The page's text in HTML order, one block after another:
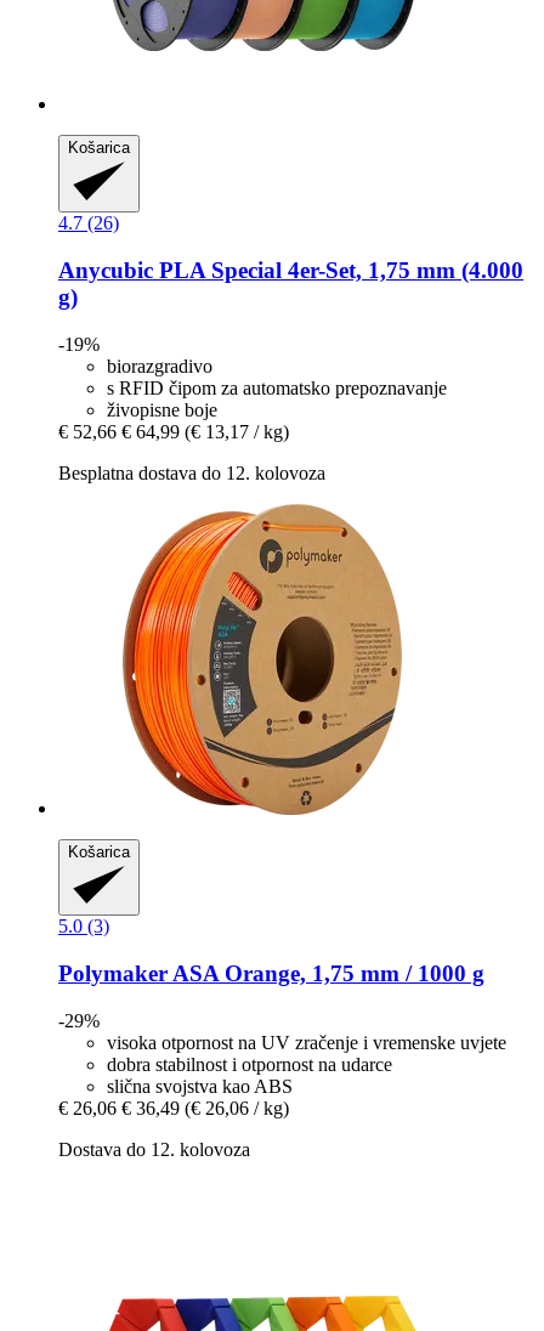
Košarica
4.7 (26)
Anycubic PLA Special 4er-​Set, 1,75 mm (4.000
g)
-19%
biorazgradivo
s RFID čipom za automatsko prepoznavanje
živopisne boje
€ 52,66 € 64,99 (€ 13,17 / kg)
Besplatna dostava do 12. kolovoza
Košarica
5.0 (3)
Polymaker ASA Orange, 1,75 mm / 1000 g
-29%
visoka otpornost na UV zračenje i vremenske uvjete
dobra stabilnost i otpornost na udarce
slična svojstva kao ABS
€ 26,06 € 36,49 (€ 26,06 / kg)
Dostava do 12. kolovoza